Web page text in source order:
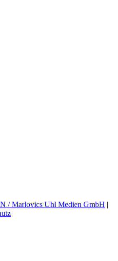
/ Marlovics Uhl Medien GmbH |